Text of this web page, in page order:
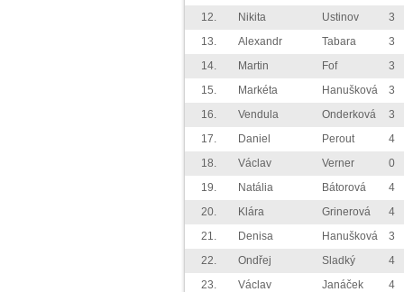
12.
Nikita Ustinov
3
13.
Alexandr Tabara
3
14.
Martin Fof
3
15.
Markéta Hanušková
3
16.
Vendula Onderková
3
17.
Daniel Perout
4
18.
Václav Verner
0
19.
Natália Bátorová
4
20.
Klára Grinerová
4
21.
Denisa Hanušková
3
22.
Ondřej Sladký
4
23.
Václav Janáček
4